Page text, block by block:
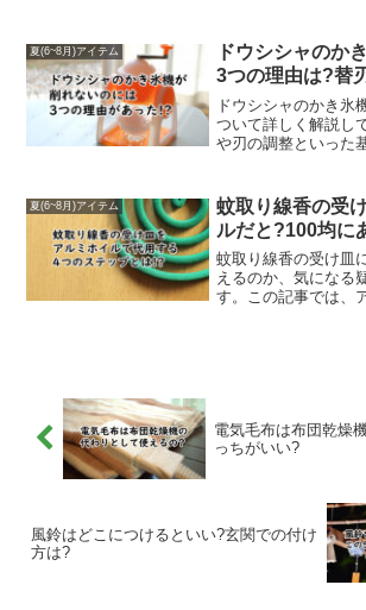
ます。大切な昆虫を
知識を身につけまし
夏(6~8月)アイテム
ドウシシャのか
3つの理由は?替
ドウシシャのかき氷
ついて詳しく解説し
や刃の調整といった
シャのかき氷機の替
に向けて、失敗しな
きポイントについて
「ドウシシャ かき氷
している方が知りた
めての方でも理解し
夏(6~8月)アイテム
蚊取り線香の受
ルだと?100均に
蚊取り線香の受け皿
えるのか、気になる
す。この記事では、
電気毛布は布団乾燥
っちがいい?
風鈴はどこにつけるといい?玄関での付け
方は?